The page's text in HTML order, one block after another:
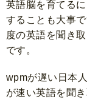
英語脳を育てる
することも大事
度の英語を聞き
です。
wpmが遅い日本
が速い英語を聞